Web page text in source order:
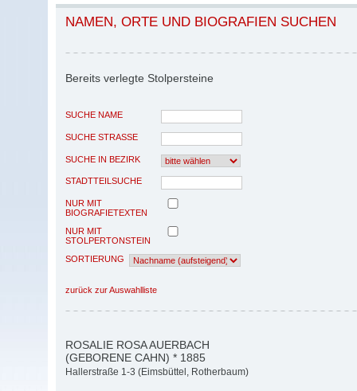
NAMEN, ORTE UND BIOGRAFIEN SUCHEN
Bereits verlegte Stolpersteine
SUCHE NAME
SUCHE STRASSE
SUCHE IN BEZIRK
STADTTEILSUCHE
NUR MIT
BIOGRAFIETEXTEN
NUR MIT
STOLPERTONSTEIN
SORTIERUNG
zurück zur Auswahlliste
ROSALIE ROSA AUERBACH
(GEBORENE CAHN) * 1885
Hallerstraße 1-3 (Eimsbüttel, Rotherbaum)